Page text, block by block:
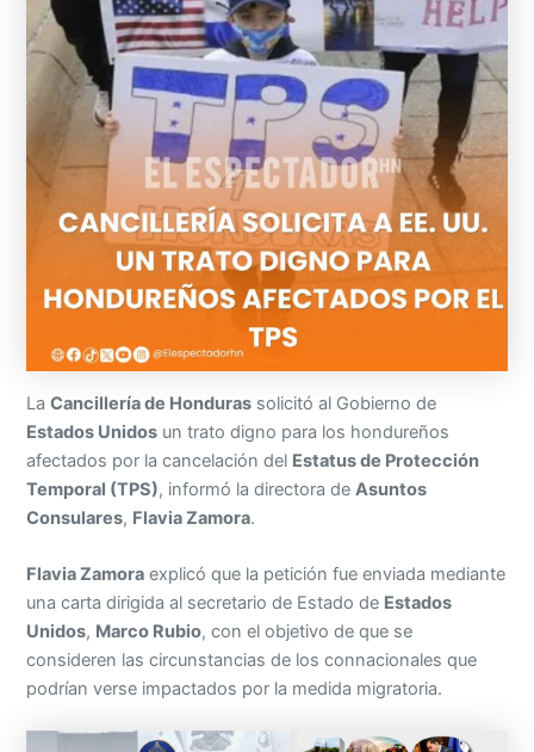
LaCancillería de Honduras solicitó al Gobierno de
Estados Unidos un trato digno para los hondureños
afectados por la cancelación del Estatus de Protección
Temporal (TPS), informó la directora deAsuntos
Consulares, Flavia Zamora.
Flavia Zamora explicó que la petición fue enviada mediante
una carta dirigida al secretario de Estado de Estados
Unidos, Marco Rubio, con el objetivo de que se
consideren las circunstancias de los connacionales que
podrían verse impactados por la medida migratoria.